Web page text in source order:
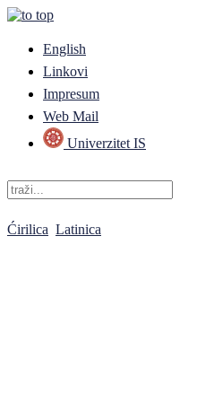
English
Linkovi
Impresum
Web Mail
Univerzitet IS
Ćirilica Latinica